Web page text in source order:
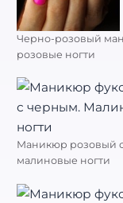
Черно-розовый
розовые ногти
Маникюр розовый
малиновые ногти